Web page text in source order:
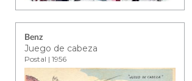
Benz
Juego de cabeza
Postal | 1956